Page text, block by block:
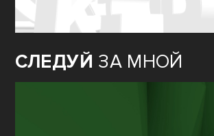
СЛЕДУЙ ЗА МНОЙ